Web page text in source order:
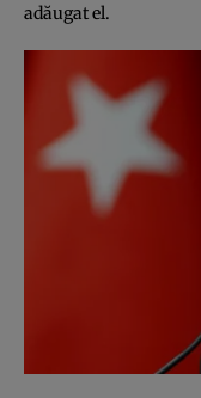
adăugat el.